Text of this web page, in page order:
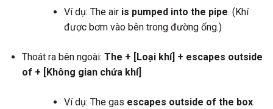
Ví dụ: The air is pumped into the pipe. (Khí
được bơm vào bên trong đường ống.)
Thoát ra bên ngoài: The + [Loại khí] + escapes outside
of + [Không gian chứa khí]
Ví dụ: The gas escapes outside of the box.